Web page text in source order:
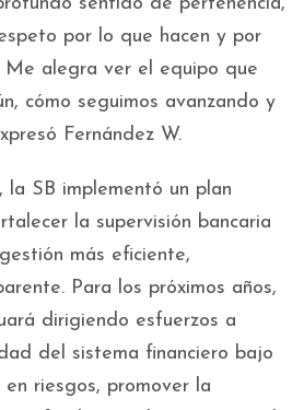
por lo que hacen y por
Me alegra ver el equipo que
cómo seguimos avanzando y
Fernández W.
la SB implementó un plan
la supervisión bancaria
más eficiente,
Para los próximos años,
dirigiendo esfuerzos a
del sistema financiero bajo
riesgos, promover la